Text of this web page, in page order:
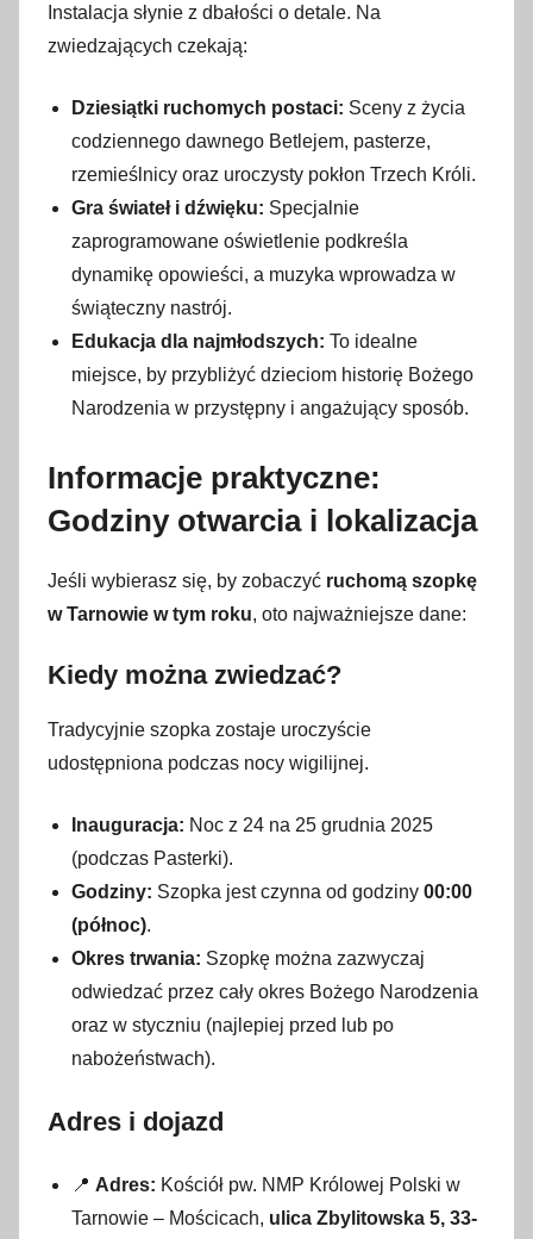
Instalacja słynie z dbałości o detale. Na
zwiedzających czekają:
Dziesiątki ruchomych postaci: Sceny z życia
codziennego dawnego Betlejem, pasterze,
rzemieślnicy oraz uroczysty pokłon Trzech Króli.
Gra świateł i dźwięku: Specjalnie
zaprogramowane oświetlenie podkreśla
dynamikę opowieści, a muzyka wprowadza w
świąteczny nastrój.
Edukacja dla najmłodszych: To idealne
miejsce, by przybliżyć dzieciom historię Bożego
Narodzenia w przystępny i angażujący sposób.
Informacje praktyczne:
Godziny otwarcia i lokalizacja
Jeśli wybierasz się, by zobaczyć ruchomą szopkę
w Tarnowie w tym roku, oto najważniejsze dane:
Kiedy można zwiedzać?
Tradycyjnie szopka zostaje uroczyście
udostępniona podczas nocy wigilijnej.
Inauguracja: Noc z 24 na 25 grudnia 2025
(podczas Pasterki).
Godziny: Szopka jest czynna od godziny 00:00
(północ).
Okres trwania: Szopkę można zazwyczaj
odwiedzać przez cały okres Bożego Narodzenia
oraz w styczniu (najlepiej przed lub po
nabożeństwach).
Adres i dojazd
📍 Adres: Kościół pw. NMP Królowej Polski w
Tarnowie – Mościcach, ulica Zbylitowska 5, 33-